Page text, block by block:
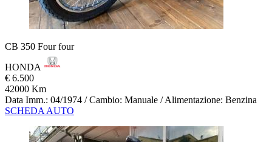
CB 350 Four four
HONDA
€ 6.500
42000 Km
Data Imm.: 04/1974 / Cambio: Manuale / Alimentazione: Benzina
SCHEDA AUTO